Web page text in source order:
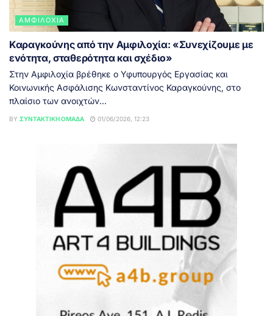
ΑΜΦΙΛΟΧΊΑ
Καραγκούνης από την Αμφιλοχία: «Συνεχίζουμε με
ενότητα, σταθερότητα και σχέδιο»
Στην Αμφιλοχία βρέθηκε ο Υφυπουργός Εργασίας και
Κοινωνικής Ασφάλισης Κωνσταντίνος Καραγκούνης, στο
πλαίσιο των ανοιχτών...
BY ΣΥΝΤΑΚΤΙΚΉ ΟΜΆΔΑ 01/06/2026, 12:23